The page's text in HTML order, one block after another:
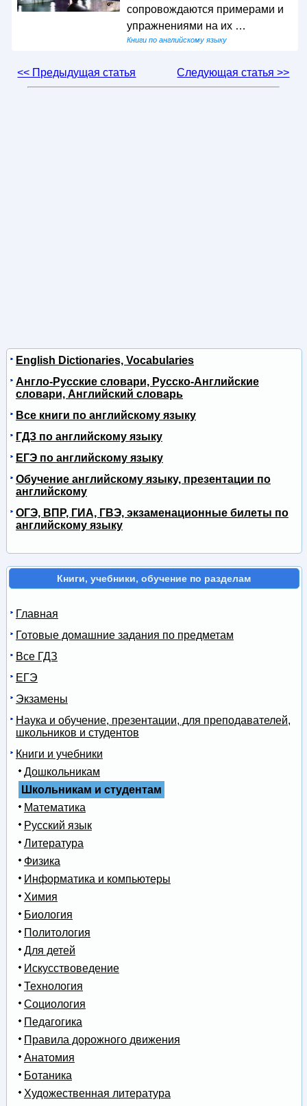
сопровождаются примерами и
упражнениями на их …
Книги по английскому языку
<< Предыдущая статья Следующая статья >>
English Dictionaries, Vocabularies
Англо-Русские словари, Русско-Английские
словари, Английский словарь
Все книги по английскому языку
ГДЗ по английскому языку
ЕГЭ по английскому языку
Обучение английскому языку, презентации по
английскому
ОГЭ, ВПР, ГИА, ГВЭ, экзаменационные билеты по
английскому языку
Книги, учебники, обучение по разделам
Главная
Готовые домашние задания по предметам
Все ГДЗ
ЕГЭ
Экзамены
Наука и обучение, презентации, для преподавателей,
школьников и студентов
Книги и учебники
Дошкольникам
Школьникам и студентам
Математика
Русский язык
Литература
Физика
Информатика и компьютеры
Химия
Биология
Политология
Для детей
Искусствоведение
Технология
Социология
Педагогика
Правила дорожного движения
Анатомия
Ботаника
Художественная литература